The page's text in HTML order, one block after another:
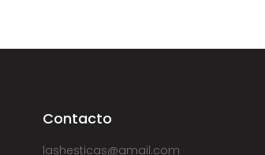
Contacto
lashesticas@gmail.com